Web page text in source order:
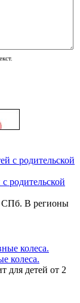
родительской
СПб. В регионы
колеса.
для детей от 2